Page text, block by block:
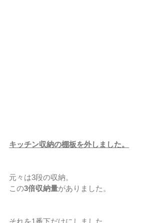
キッチン収納の棚板を外しました。
元々は3段の収納。
この3倍収納量がありました。
それを1番下だけにしました。